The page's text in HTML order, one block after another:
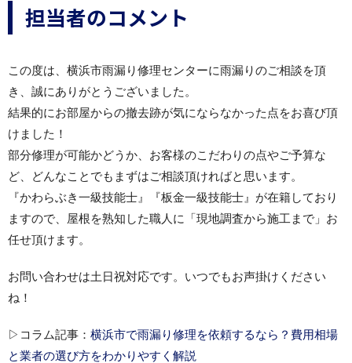
担当者のコメント
この度は、横浜市雨漏り修理センターに雨漏りのご相談を頂
き、誠にありがとうございました。
結果的にお部屋からの撤去跡が気にならなかった点をお喜び頂
けました！
部分修理が可能かどうか、お客様のこだわりの点やご予算な
ど、どんなことでもまずはご相談頂ければと思います。
『かわらぶき一級技能士』『板金一級技能士』が在籍しており
ますので、屋根を熟知した職人に「現地調査から施工まで」お
任せ頂けます。
お問い合わせは土日祝対応です。いつでもお声掛けください
ね！
▷コラム記事： 横浜市で雨漏り修理を依頼するなら？費用相場
と業者の選び方をわかりやすく解説